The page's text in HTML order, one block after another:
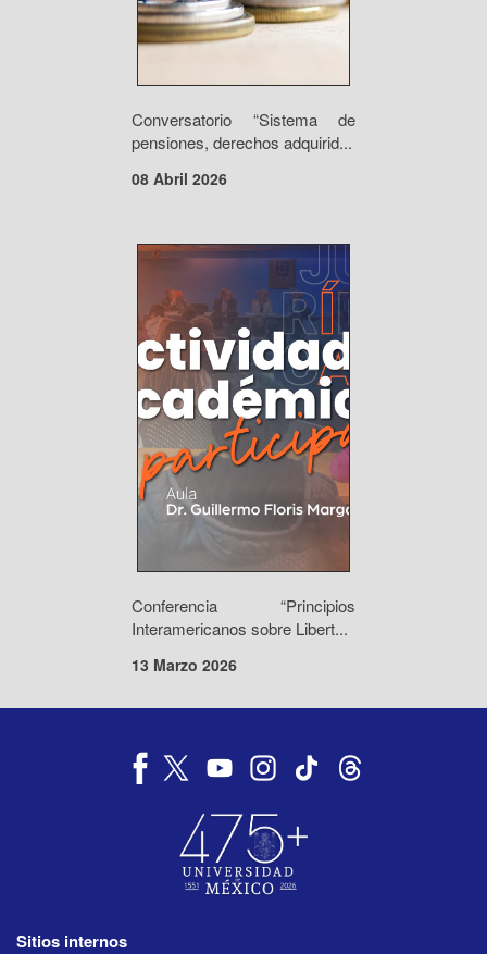
Conversatorio “Sistema de
pensiones, derechos adquirid...
08 Abril 2026
Conferencia “Principios
Interamericanos sobre Libert...
13 Marzo 2026
Sitios internos